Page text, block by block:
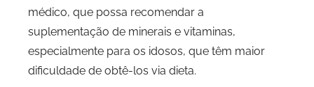
médico, que possa recomendar a
suplementação de minerais e vitaminas,
especialmente para os idosos, que têm maior
dificuldade de obtê-los via dieta.